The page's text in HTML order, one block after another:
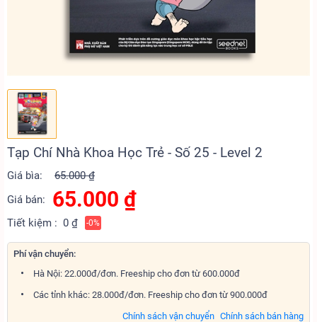
Tạp Chí Nhà Khoa Học Trẻ - Số 25 - Level 2
Giá bìa:
65.000 ₫
Giá bán:
65.000 ₫
Tiết kiệm : 0 ₫ -0%
Phí vận chuyển:
Hà Nội: 22.000đ/đơn. Freeship cho đơn từ 600.000đ
Các tỉnh khác: 28.000đ/đơn. Freeship cho đơn từ 900.000đ
Chính sách bán hàng
Chính sách vận chuyển